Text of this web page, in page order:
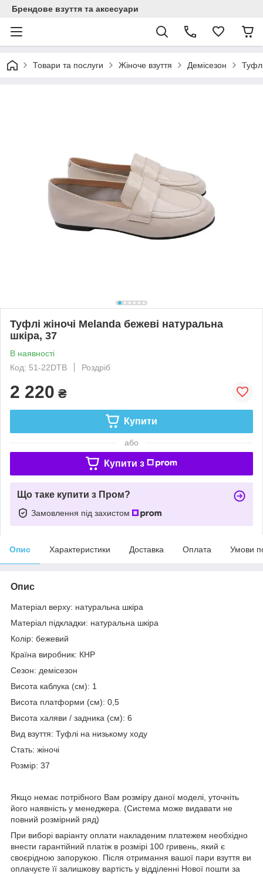
Брендове взуття та аксесуари
Товари та послуги Жіноче взуття Демісезон
Туфлі жіночі Melanda бежеві натуральна
шкіра, 37
В наявності
Код: 51-22DTB
Роздріб
2 220 ₴
Купити
або
Купити з
Що таке купити з Пром?
Замовлення під захистом
Опис Характеристики Доставка Оплата Умови
Опис
Матеріал верху: натуральна шкіра
Матеріал підкладки: натуральна шкіра
Колір: бежевий
Країна виробник: КНР
Сезон: демісезон
Висота каблука (см): 1
Висота платформи (см): 0,5
Висота халяви / задника (см): 6
Вид взуття: Туфлі на низькому ходу
Стать: жіночі
Розмір: 37
Якщо немає потрібного Вам розміру даної моделі, уточніть
його наявність у менеджера. (Система може видавати не
повний розмірний ряд)
При виборі варіанту оплати накладеним платежем необхідно
внести гарантійний платіж в розмірі 100 гривень, який є
своєрідною запорукою. Після отримання вашої пари взуття ви
оплачуєте її залишкову вартість у відділенні Нової пошти за